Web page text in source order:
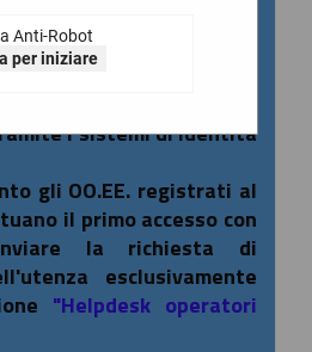
Anti-Robot
per iniziare
alle normative vigenti
i sistemi di identità
gli OO.EE. registrati al
il primo accesso con
la richiesta di
esclusivamente
"Helpdesk operatori